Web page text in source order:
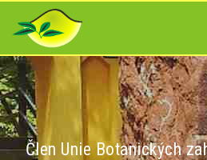
Člen Unie Botanických